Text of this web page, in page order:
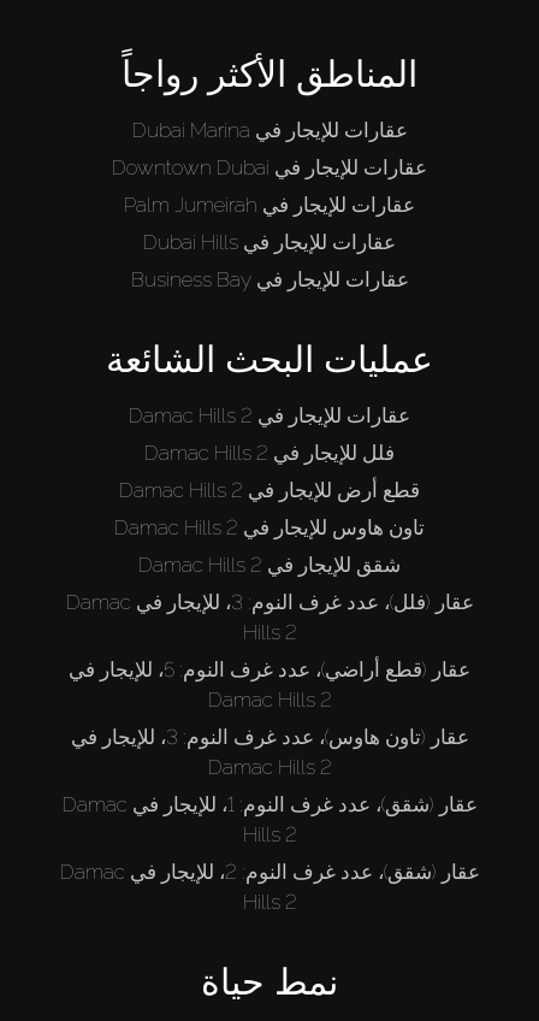
المناطق الأكثر رواجاً
عقارات للإيجار في Dubai Marina
عقارات للإيجار في Downtown Dubai
عقارات للإيجار في Palm Jumeirah
عقارات للإيجار في Dubai Hills
عقارات للإيجار في Business Bay
عمليات البحث الشائعة
عقارات للإيجار في Damac Hills 2
فلل للإيجار في Damac Hills 2
قطع أرض للإيجار في Damac Hills 2
تاون هاوس للإيجار في Damac Hills 2
شقق للإيجار في Damac Hills 2
عقار (فلل)، عدد غرف النوم: 3، للإيجار في Damac
Hills 2
عقار (قطع أراضي)، عدد غرف النوم: 5، للإيجار في
Damac Hills 2
عقار (تاون هاوس)، عدد غرف النوم: 3، للإيجار في
Damac Hills 2
عقار (شقق)، عدد غرف النوم: 1، للإيجار في Damac
Hills 2
عقار (شقق)، عدد غرف النوم: 2، للإيجار في Damac
Hills 2
نمط حياة